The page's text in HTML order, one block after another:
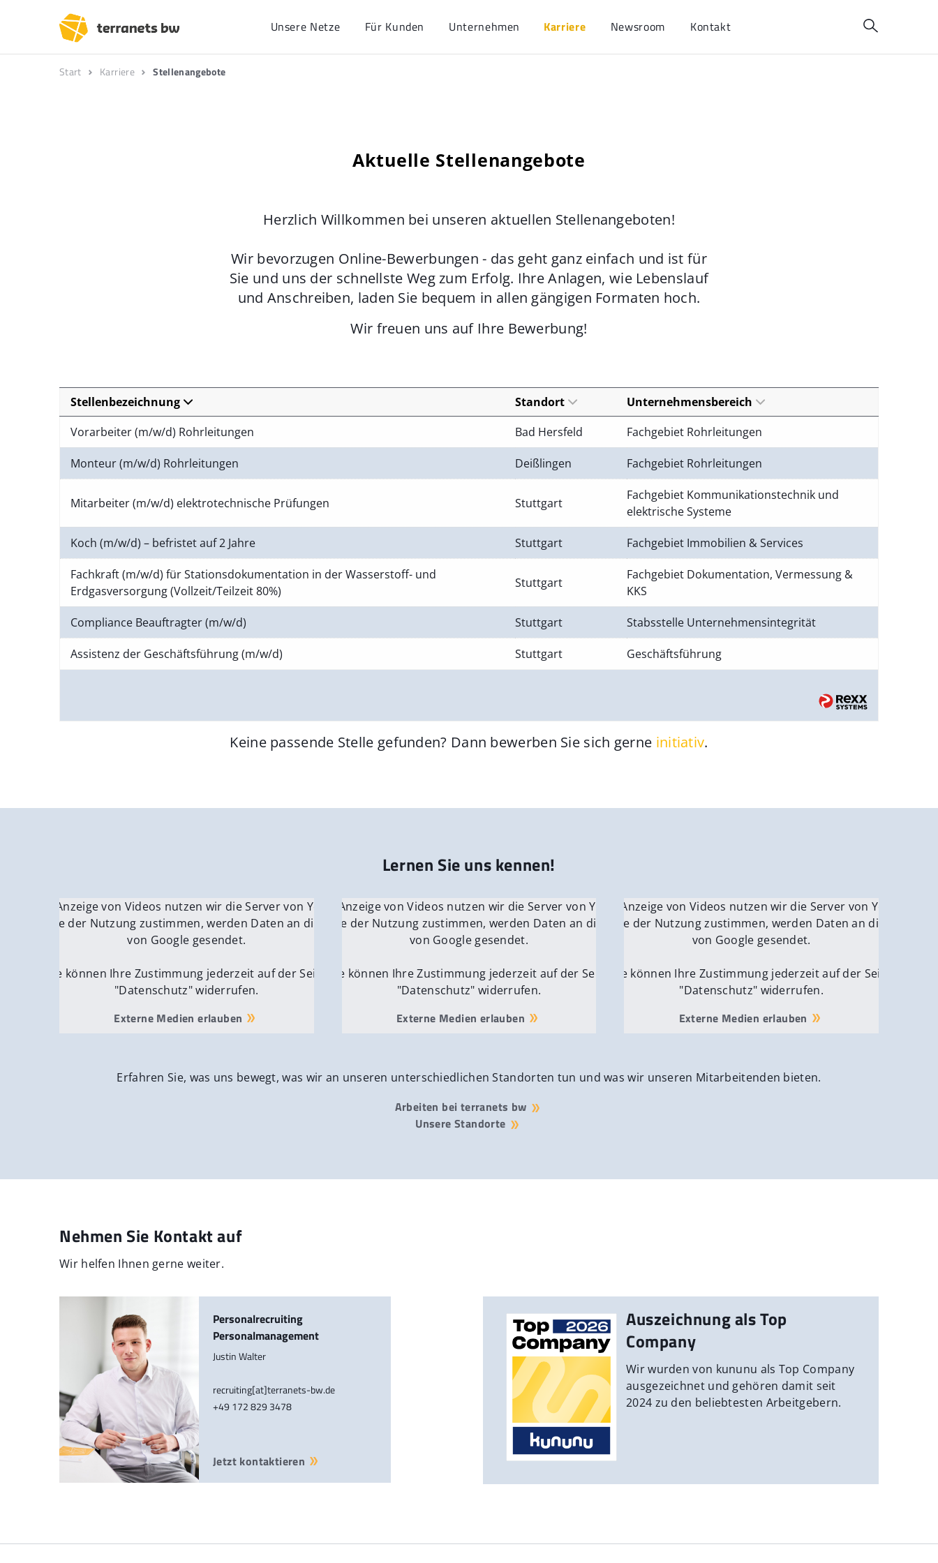
Unsere Netze Für Kunden Unternehmen Karriere Newsroom Kontakt
Start Karriere Stellenangebote
Aktuelle Stellenangebote
Herzlich Willkommen bei unseren aktuellen Stellenangeboten!
Wir bevorzugen Online-Bewerbungen - das geht ganz einfach und ist für
Sie und uns der schnellste Weg zum Erfolg. Ihre Anlagen, wie Lebenslauf
und Anschreiben, laden Sie bequem in allen gängigen Formaten hoch.
Wir freuen uns auf Ihre Bewerbung!
Stellenbezeichnung Standort
Unternehmensbereich
Vorarbeiter (m/w/d) Rohrleitungen
Bad Hersfeld Fachgebiet Rohrleitungen
Monteur (m/w/d) Rohrleitungen Deißlingen Fachgebiet Rohrleitungen
Mitarbeiter (m/w/d) elektrotechnische Prüfungen Stuttgart
Fachgebiet Kommunikationstechnik und
elektrische Systeme
Koch (m/w/d) – befristet auf 2 Jahre Stuttgart Fachgebiet Immobilien & Services
Fachkraft (m/w/d) für Stationsdokumentation in der Wasserstoff- und
Erdgasversorgung (Vollzeit/Teilzeit 80%)
Stuttgart
Fachgebiet Dokumentation, Vermessung &
KKS
Compliance Beauftragter (m/w/d) Stuttgart Stabsstelle Unternehmensintegrität
Assistenz der Geschäftsführung (m/w/d) Stuttgart Geschäftsführung
Keine passende Stelle gefunden? Dann bewerben Sie sich gerne initiativ.
Lernen Sie uns kennen!
Für die Anzeige von Videos nutzen wir die Server von YouTube.
Wenn Sie der Nutzung zustimmen, werden Daten an die Server
von Google gesendet.
Sie können Ihre Zustimmung jederzeit auf der Seite
"Datenschutz" widerrufen.
Externe Medien erlauben
Für die Anzeige von Videos nutzen wir die Server von YouTube.
Wenn Sie der Nutzung zustimmen, werden Daten an die Server
von Google gesendet.
Sie können Ihre Zustimmung jederzeit auf der Seite
"Datenschutz" widerrufen.
Externe Medien erlauben
Für die Anzeige von Videos nutzen wir die Server von YouTube.
Wenn Sie der Nutzung zustimmen, werden Daten an die Server
von Google gesendet.
Sie können Ihre Zustimmung jederzeit auf der Seite
"Datenschutz" widerrufen.
Externe Medien erlauben
Erfahren Sie, was uns bewegt, was wir an unseren unterschiedlichen Standorten tun und was wir unseren Mitarbeitenden bieten.
Arbeiten bei terranets bw
Unsere Standorte
Nehmen Sie Kontakt auf
Wir helfen Ihnen gerne weiter.
Personalrecruiting
Personalmanagement
Justin Walter
recruiting[at]terranets-bw.de
+49 172 829 3478
Jetzt kontaktieren
Auszeichnung als Top
Company
Wir wurden von kununu als Top Company
ausgezeichnet und gehören damit seit
2024 zu den beliebtesten Arbeitgebern.